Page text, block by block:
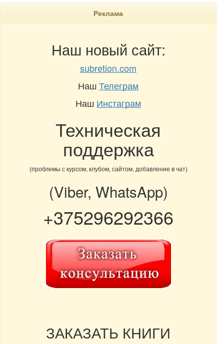
Реклама
Наш новый сайт:
subretion.com
НашТелеграм
Наш Инстаграм
Техническая
поддержка
(проблемы с курсом, клубом, сайтом, добавление в чат)
(Viber, WhatsApp)
+375296292366
ЗАКАЗАТЬ КНИГИ